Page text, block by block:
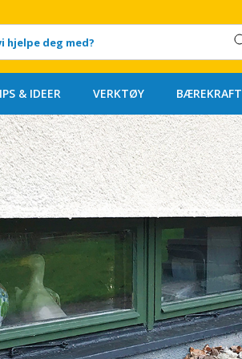
& IDEER VERKTØY BÆREKRAFT